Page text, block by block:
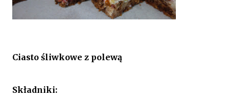
Ciasto śliwkowe z polewą
Składniki: